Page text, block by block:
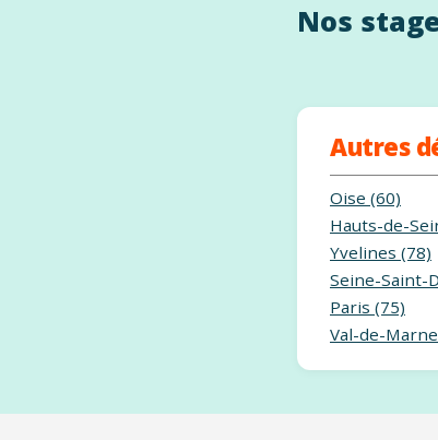
Nos
Autres
Oise (60)
Hauts-de-
Yvelines (78)
Seine-Saint-
Paris (75)
Val-de-